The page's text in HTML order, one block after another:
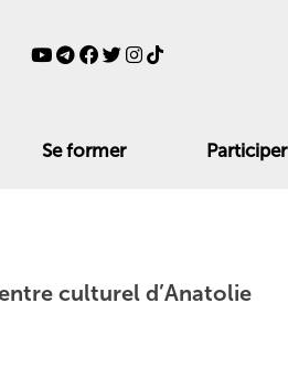
Se former Participer
culturel d’Anatolie